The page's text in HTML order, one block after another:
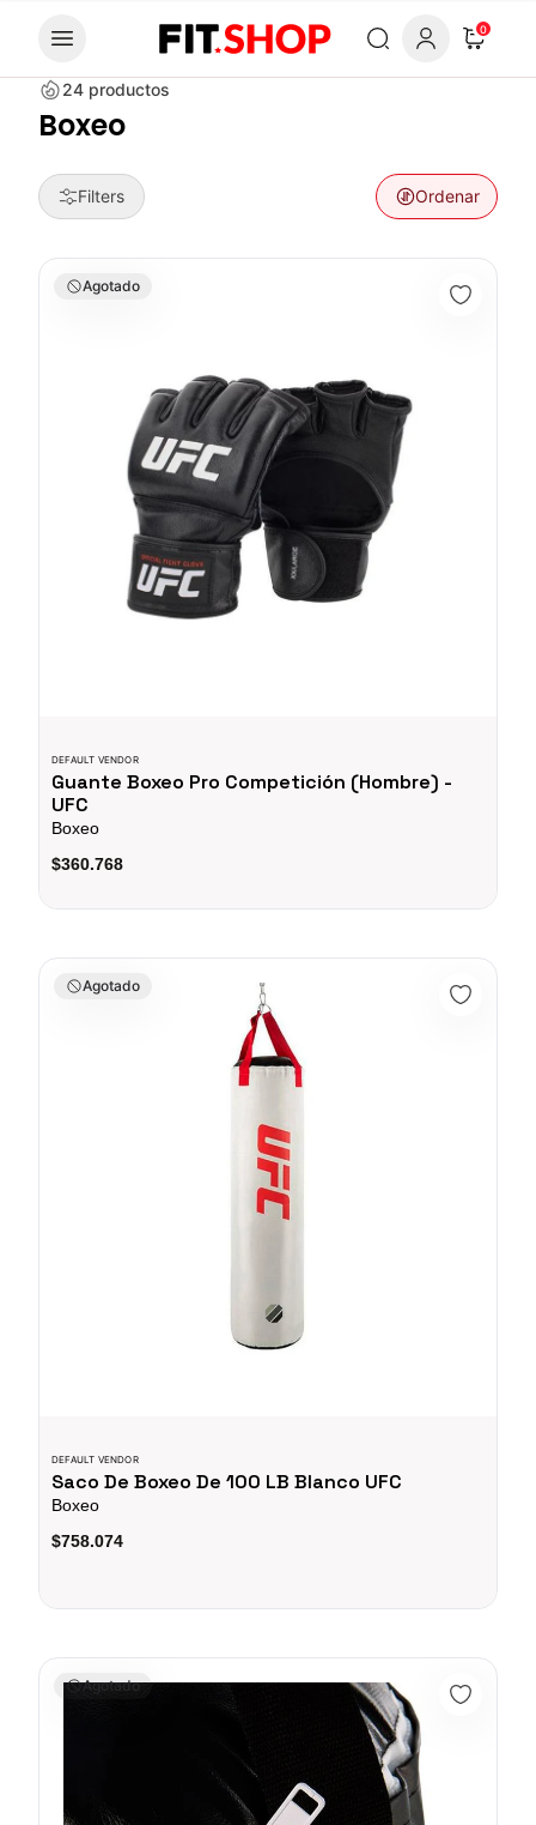
0
24 productos
Boxeo
Filters Ordenar
Guante Boxeo Pro Competición (Hombre) - UFC
Agotado
DEFAULT VENDOR
Guante Boxeo Pro Competición (Hombre) -
UFC
Boxeo
$360.768
Saco De Boxeo De 100 LB Blanco UFC
Agotado
DEFAULT VENDOR
Saco De Boxeo De 100 LB Blanco UFC
Boxeo
$758.074
Saco De Boxeo De 100 LB BLANCO - UFC
Agotado